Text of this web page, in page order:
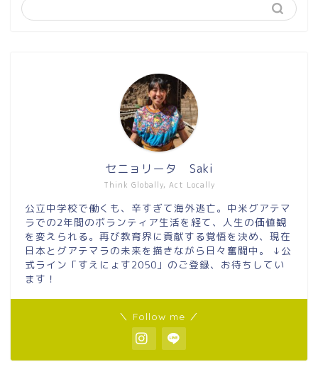
Think Globally, Act Locally
セニョリータ Saki
公立中学校で働くも、辛すぎて海外逃亡。中米グアテマ
ラでの2年間のボランティア生活を経て、人生の価値観
を変えられる。再び教育界に貢献する覚悟を決め、現在
日本とグアテマラの未来を描きながら日々奮闘中。 ↓公
式ライン「すえにょす2050」のご登録、お待ちしてい
ます！
＼ Follow me ／